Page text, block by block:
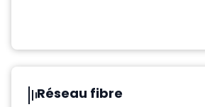
Réseau fibre